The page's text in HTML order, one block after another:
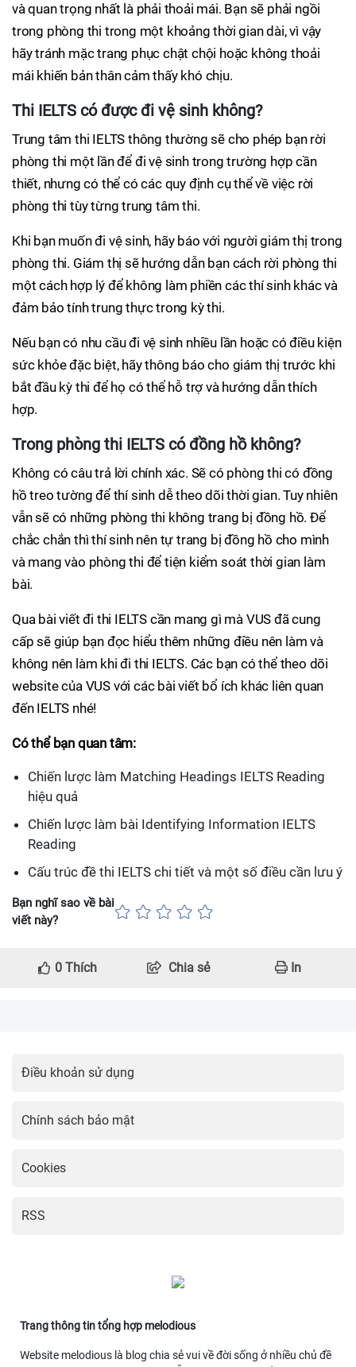
và quan trọng nhất là phải thoải mái. Bạn sẽ phải ngồi
trong phòng thi trong một khoảng thời gian dài, vì vậy
hãy tránh mặc trang phục chật chội hoặc không thoải
mái khiến bản thân cảm thấy khó chịu.
Thi IELTS có được đi vệ sinh không?
Trung tâm thi IELTS thông thường sẽ cho phép bạn rời
phòng thi một lần để đi vệ sinh trong trường hợp cần
thiết, nhưng có thể có các quy định cụ thể về việc rời
phòng thi tùy từng trung tâm thi.
Khi bạn muốn đi vệ sinh, hãy báo với người giám thị trong
phòng thi. Giám thị sẽ hướng dẫn bạn cách rời phòng thi
một cách hợp lý để không làm phiền các thí sinh khác và
đảm bảo tính trung thực trong kỳ thi.
Nếu bạn có nhu cầu đi vệ sinh nhiều lần hoặc có điều kiện
sức khỏe đặc biệt, hãy thông báo cho giám thị trước khi
bắt đầu kỳ thi để họ có thể hỗ trợ và hướng dẫn thích
hợp.
Trong phòng thi IELTS có đồng hồ không?
Không có câu trả lời chính xác. Sẽ có phòng thi có đồng
hồ treo tường để thí sinh dễ theo dõi thời gian. Tuy nhiên
vẫn sẽ có những phòng thi không trang bị đồng hồ. Để
chắc chắn thì thí sinh nên tự trang bị đồng hồ cho mình
và mang vào phòng thi để tiện kiểm soát thời gian làm
bài.
Qua bài viết đi thi IELTS cần mang gì mà VUS đã cung
cấp sẽ giúp bạn đọc hiểu thêm những điều nên làm và
không nên làm khi đi thi IELTS. Các bạn có thể theo dõi
website của VUS với các bài viết bổ ích khác liên quan
đến IELTS nhé!
Có thể bạn quan tâm:
Chiến lược làm Matching Headings IELTS Reading
hiệu quả
Chiến lược làm bài Identifying Information IELTS
Reading
Cấu trúc đề thi IELTS chi tiết và một số điều cần lưu ý
Bạn nghĩ sao về bài
viết này?
0 Thích Chia sẻ In
Điều khoản sử dụng
Chính sách bảo mật
Cookies
RSS
Trang thông tin tổng hợp melodious
Website melodious là blog chia sẻ vui về đời sống ở nhiều chủ đề